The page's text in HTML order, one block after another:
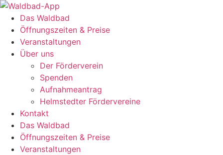
Zum
Inhalt
springen
Das Waldbad
Öffnungszeiten & Preise
Veranstaltungen
Über uns
Der Förderverein
Spenden
Aufnahmeantrag
Helmstedter Fördervereine
Kontakt
Das Waldbad
Öffnungszeiten & Preise
Veranstaltungen